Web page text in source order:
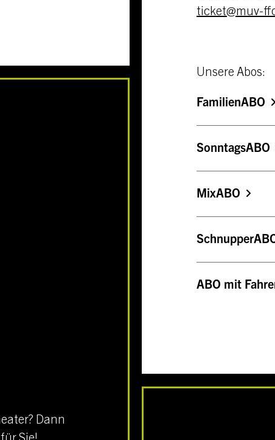
Dann
Sie!
ticket@muv-
Unsere Abos:
FamilienABO
SonntagsABO
MixABO
ABO mit